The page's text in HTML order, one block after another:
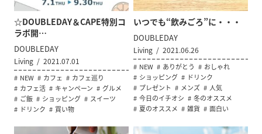
☆DOUBLEDAY＆CAPE特別コ
ラボ開…
DOUBLEDAY
Living 2021.07.01
NEW カフェ
カフェ巡り
カフェ活
キャンペーン
グルメ
ご飯
ショッピング
スイーツ
ドリンク
買い物
いつでも“飲みごろ”に・・・
DOUBLEDAY
Living 2021.06.26
NEW ありがとう
おしゃれ
ショッピング
ドリンク
プレゼント
メンズ
人気
今日のイチオシ
冬のオススメ
夏のオススメ
雑貨 面白い